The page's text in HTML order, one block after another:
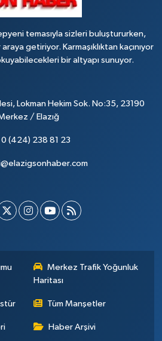
temasıyla sizleri buluştururken,
getiriyor. Karmaşıklıktan kaçınıyor
bir altyapı sunuyor.
Lokman Hekim Sok. No:35, 23190
/ Elazığ
0 (424) 238 81 23
Merkez Trafik Yoğunluk
Haritası
Tüm Manşetler
Haber Arşivi